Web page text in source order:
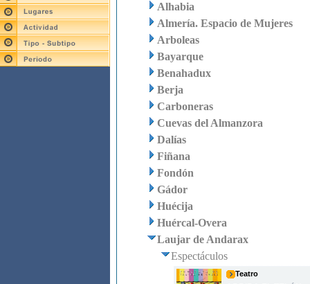
Alhabia
Almería. Espacio de Mujeres
Arboleas
Bayarque
Benahadux
Berja
Carboneras
Cuevas del Almanzora
Dalías
Fiñana
Fondón
Gádor
Huécija
Huércal-Overa
Laujar de Andarax
Espectáculos
Teatro